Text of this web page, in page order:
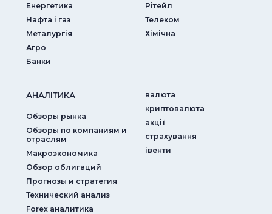
Енергетика
Нафта і газ
Металургія
Агро
Банки
Рітейл
Телеком
Хімічна
АНАЛIТИКА
Обзоры рынка
Обзоры по компаниям и
отраслям
Макроэкономика
Обзор облигаций
Прогнозы и стратегия
Технический анализ
Forex аналитика
валюта
криптовалюта
акції
страхування
iвенти